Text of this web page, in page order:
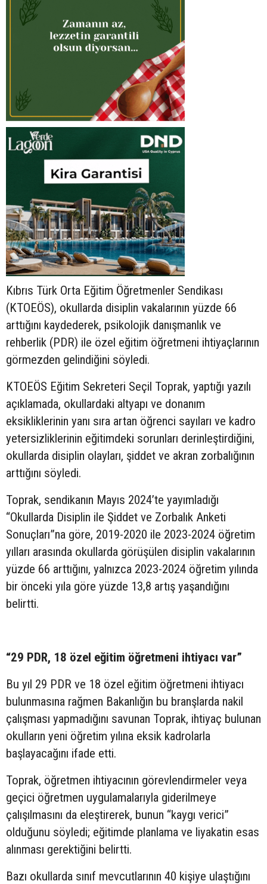
Kıbrıs Türk Orta Eğitim Öğretmenler Sendikası
(KTOEÖS), okullarda disiplin vakalarının yüzde 66
arttığını kaydederek, psikolojik danışmanlık ve
rehberlik (PDR) ile özel eğitim öğretmeni ihtiyaçlarının
görmezden gelindiğini söyledi.
KTOEÖS Eğitim Sekreteri Seçil Toprak, yaptığı yazılı
açıklamada, okullardaki altyapı ve donanım
eksikliklerinin yanı sıra artan öğrenci sayıları ve kadro
yetersizliklerinin eğitimdeki sorunları derinleştirdiğini,
okullarda disiplin olayları, şiddet ve akran zorbalığının
arttığını söyledi.
Toprak, sendikanın Mayıs 2024’te yayımladığı
“Okullarda Disiplin ile Şiddet ve Zorbalık Anketi
Sonuçları”na göre, 2019-2020 ile 2023-2024 öğretim
yılları arasında okullarda görüşülen disiplin vakalarının
yüzde 66 arttığını, yalnızca 2023-2024 öğretim yılında
bir önceki yıla göre yüzde 13,8 artış yaşandığını
belirtti.
“29 PDR, 18 özel eğitim öğretmeni ihtiyacı var”
Bu yıl 29 PDR ve 18 özel eğitim öğretmeni ihtiyacı
bulunmasına rağmen Bakanlığın bu branşlarda nakil
çalışması yapmadığını savunan Toprak, ihtiyaç bulunan
okulların yeni öğretim yılına eksik kadrolarla
başlayacağını ifade etti.
Toprak, öğretmen ihtiyacının görevlendirmeler veya
geçici öğretmen uygulamalarıyla giderilmeye
çalışılmasını da eleştirerek, bunun “kaygı verici”
olduğunu söyledi; eğitimde planlama ve liyakatin esas
alınması gerektiğini belirtti.
Bazı okullarda sınıf mevcutlarının 40 kişiye ulaştığını